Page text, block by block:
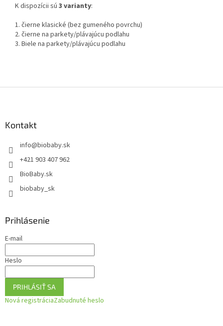
K dispozícii sú 3 varianty:
1. čierne klasické (bez gumeného povrchu)
2. čierne na parkety/plávajúcu podlahu
3. Biele na parkety/plávajúcu podlahu
Kontakt
info@biobaby.sk
+421 903 407 962
BioBaby.sk
biobaby_sk
Prihlásenie
E-mail
Heslo
PRIHLÁSIŤ SA
Nová registráciaZabudnuté heslo